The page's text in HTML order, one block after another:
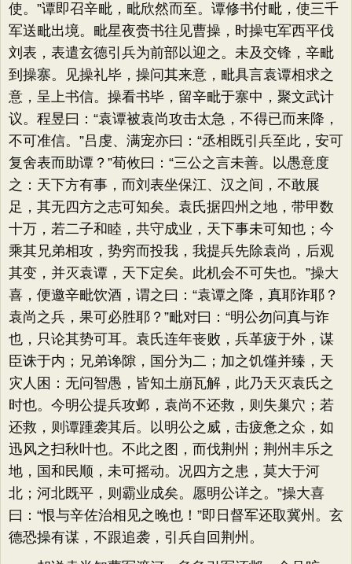
使。”谭即召辛毗，毗欣然而至。谭修书付毗，使三千
军送毗出境。毗星夜赍书往见曹操，时操屯军西平伐
刘表，表遣玄德引兵为前部以迎之。未及交锋，辛毗
到操寨。见操礼毕，操问其来意，毗具言袁谭相求之
意，呈上书信。操看书毕，留辛毗于寨中，聚文武计
议。程昱曰：“袁谭被袁尚攻击太急，不得已而来降，
不可准信。”吕虔、满宠亦曰：“丞相既引兵至此，安可
复舍表而助谭？”荀攸曰：“三公之言未善。以愚意度
之：天下方有事，而刘表坐保江、汉之间，不敢展
足，其无四方之志可知矣。袁氏据四州之地，带甲数
十万，若二子和睦，共守成业，天下事未可知也；今
乘其兄弟相攻，势穷而投我，我提兵先除袁尚，后观
其变，并灭袁谭，天下定矣。此机会不可失也。”操大
喜，便邀辛毗饮酒，谓之曰：“袁谭之降，真耶诈耶？
袁尚之兵，果可必胜耶？”毗对曰：“明公勿问真与诈
也，只论其势可耳。袁氏连年丧败，兵革疲于外，谋
臣诛于内；兄弟谗隙，国分为二；加之饥馑并臻，天
灾人困：无问智愚，皆知土崩瓦解，此乃天灭袁氏之
时也。今明公提兵攻邺，袁尚不还救，则失巢穴；若
还救，则谭踵袭其后。以明公之威，击疲惫之众，如
迅风之扫秋叶也。不此之图，而伐荆州；荆州丰乐之
地，国和民顺，未可摇动。况四方之患，莫大于河
北；河北既平，则霸业成矣。愿明公详之。”操大喜
曰：“恨与辛佐治相见之晚也！”即日督军还取冀州。玄
德恐操有谋，不跟追袭，引兵自回荆州。